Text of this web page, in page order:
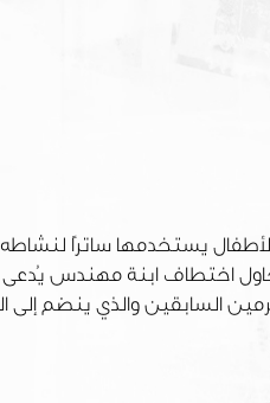
يستخدمها ساترًا
اختطاف ابنة مهندس يُدعى
السابقين والذي ينضم